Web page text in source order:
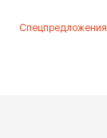
Спецпредложения